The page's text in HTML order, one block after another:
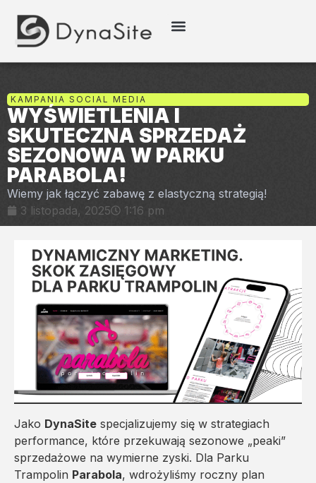
KAMPANIA SOCIAL MEDIA
WYŚWIETLENIA I
SKUTECZNA SPRZEDAŻ
SEZONOWA W PARKU
PARABOLA!
Wiemy jak łączyć zabawę z elastyczną strategią!
3 listopada, 2025
1:16 pm
Jako DynaSite specjalizujemy się w strategiach
performance, które przekuwają sezonowe „peaki”
sprzedażowe na wymierne zyski. Dla Parku
Trampolin Parabola, wdrożyliśmy roczny plan